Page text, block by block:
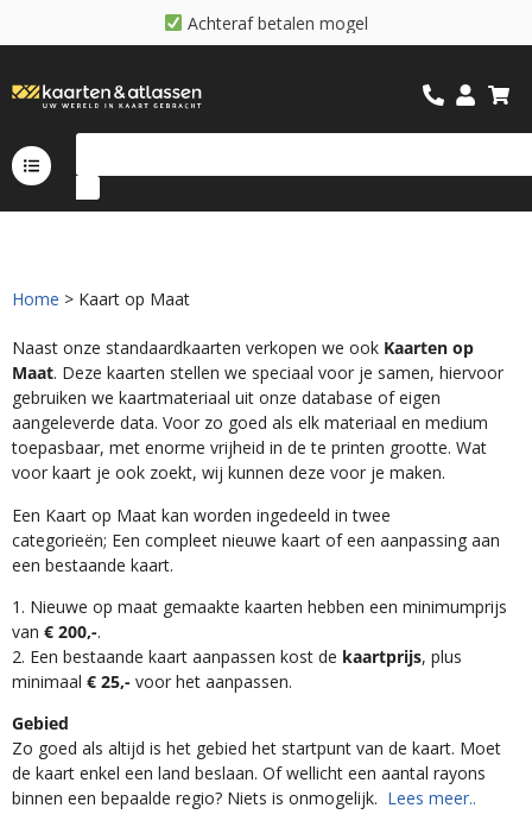
Achteraf betalen mogel
Home > Kaart op Maat
Naast onze standaardkaarten verkopen we ook Kaarten op
Maat. Deze kaarten stellen we speciaal voor je samen, hiervoor
gebruiken we kaartmateriaal uit onze database of eigen
aangeleverde data. Voor zo goed als elk materiaal en medium
toepasbaar, met enorme vrijheid in de te printen grootte. Wat
voor kaart je ook zoekt, wij kunnen deze voor je maken.
Een Kaart op Maat kan worden ingedeeld in twee
categorieën; Een compleet nieuwe kaart of een aanpassing aan
een bestaande kaart.
1. Nieuwe op maat gemaakte kaarten hebben een minimumprijs
van € 200,-.
2. Een bestaande kaart aanpassen kost de kaartprijs, plus
minimaal € 25,- voor het aanpassen.
Gebied
Zo goed als altijd is het gebied het startpunt van de kaart. Moet
de kaart enkel een land beslaan. Of wellicht een aantal rayons
binnen een bepaalde regio? Niets is onmogelijk. Lees meer..